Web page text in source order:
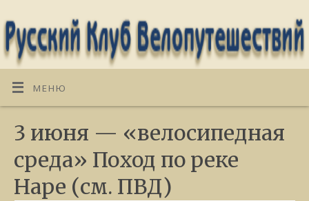
МЕНЮ
3 июня — «велосипедная
среда» Поход по реке
Наре (см. ПВД)